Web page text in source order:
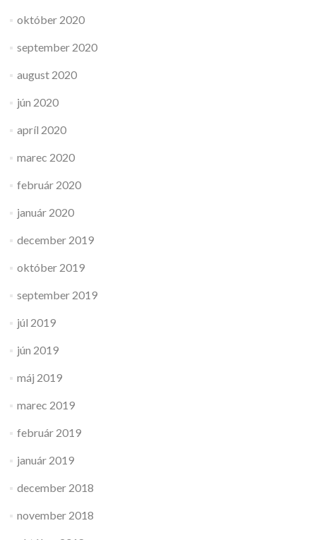
október 2020
september 2020
august 2020
jún 2020
apríl 2020
marec 2020
február 2020
január 2020
december 2019
október 2019
september 2019
júl 2019
jún 2019
máj 2019
marec 2019
február 2019
január 2019
december 2018
november 2018